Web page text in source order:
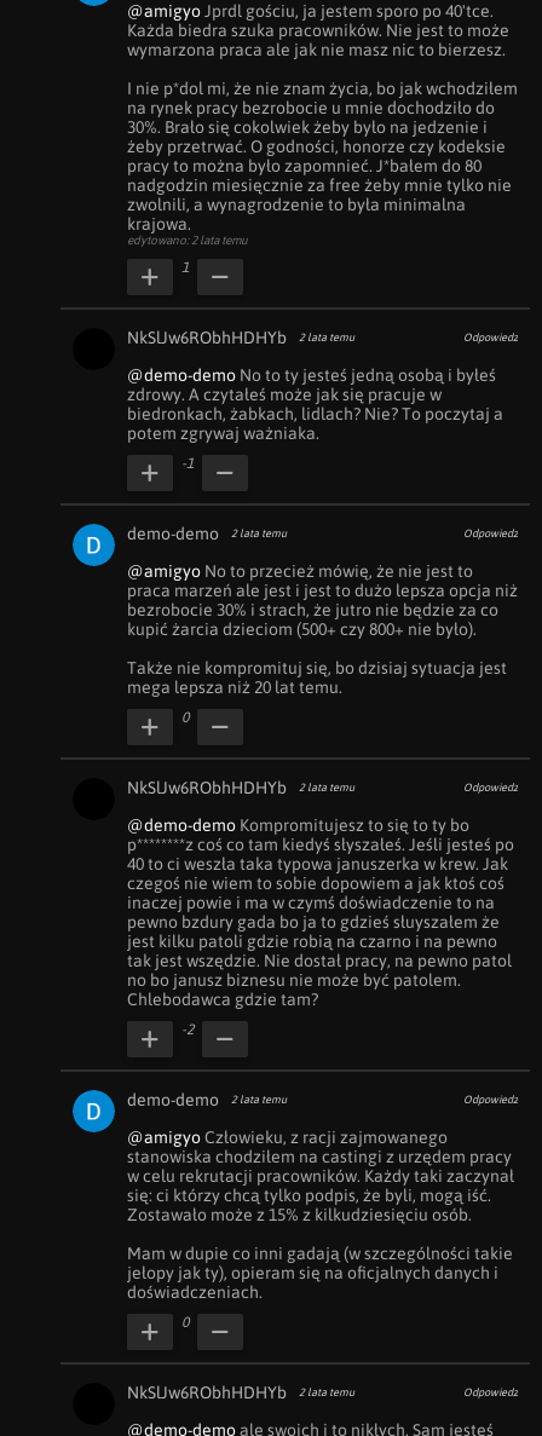
@amigyo Jprdl gościu, ja jestem sporo po 40'tce.
Każda biedra szuka pracowników. Nie jest to może
wymarzona praca ale jak nie masz nic to bierzesz.
I nie p*dol mi, że nie znam życia, bo jak wchodziłem
na rynek pracy bezrobocie u mnie dochodziło do
30%. Brało się cokolwiek żeby było na jedzenie i
żeby przetrwać. O godności, honorze czy kodeksie
pracy to można było zapomnieć. J*bałem do 80
nadgodzin miesięcznie za free żeby mnie tylko nie
zwolnili, a wynagrodzenie to była minimalna
krajowa.
edytowano: 2 lata temu
1
NkSlJw6RObhHDHYb 2 lata temu Odpowiedz
@demo-demo No to ty jesteś jedną osobą i byłeś
zdrowy. A czytałeś może jak się pracuje w
biedronkach, żabkach, lidlach? Nie? To poczytaj a
potem zgrywaj ważniaka.
-1
demo-demo 2 lata temu Odpowiedz
@amigyo No to przecież mówię, że nie jest to
praca marzeń ale jest i jest to dużo lepsza opcja niż
bezrobocie 30% i strach, że jutro nie będzie za co
kupić żarcia dzieciom (500+ czy 800+ nie było).
Także nie kompromituj się, bo dzisiaj sytuacja jest
mega lepsza niż 20 lat temu.
0
NkSlJw6RObhHDHYb 2 lata temu Odpowiedz
@demo-demo Kompromitujesz to się to ty bo
p********z coś co tam kiedyś słyszałeś. Jeśli jesteś po
40 to ci weszła taka typowa januszerka w krew. Jak
czegoś nie wiem to sobie dopowiem a jak ktoś coś
inaczej powie i ma w czymś doświadczenie to na
pewno bzdury gada bo ja to gdzieś słuyszałem że
jest kilku patoli gdzie robią na czarno i na pewno
tak jest wszędzie. Nie dostał pracy, na pewno patol
no bo janusz biznesu nie może być patolem.
Chlebodawca gdzie tam?
-2
demo-demo 2 lata temu Odpowiedz
@amigyo Człowieku, z racji zajmowanego
stanowiska chodziłem na castingi z urzędem pracy
w celu rekrutacji pracowników. Każdy taki zaczynał
się: ci którzy chcą tylko podpis, że byli, mogą iść.
Zostawało może z 15% z kilkudziesięciu osób.
Mam w dupie co inni gadają (w szczególności takie
jełopy jak ty), opieram się na oficjalnych danych i
doświadczeniach.
0
NkSlJw6RObhHDHYb 2 lata temu Odpowiedz
@demo-demo ale swoich i to nikłych. Sam jesteś